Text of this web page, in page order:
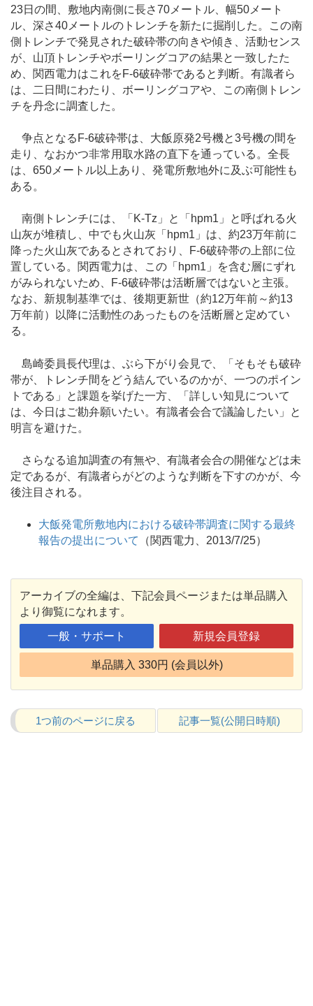
23日の間、敷地内南側に長さ70メートル、幅50メート
ル、深さ40メートルのトレンチを新たに掘削した。この南
側トレンチで発見された破砕帯の向きや傾き、活動センス
が、山頂トレンチやボーリングコアの結果と一致したた
め、関西電力はこれをF-6破砕帯であると判断。有識者ら
は、二日間にわたり、ボーリングコアや、この南側トレン
チを丹念に調査した。
争点となるF-6破砕帯は、大飯原発2号機と3号機の間を
走り、なおかつ非常用取水路の直下を通っている。全長
は、650メートル以上あり、発電所敷地外に及ぶ可能性も
ある。
南側トレンチには、「K-Tz」と「hpm1」と呼ばれる火
山灰が堆積し、中でも火山灰「hpm1」は、約23万年前に
降った火山灰であるとされており、F-6破砕帯の上部に位
置している。関西電力は、この「hpm1」を含む層にずれ
がみられないため、F-6破砕帯は活断層ではないと主張。
なお、新規制基準では、後期更新世（約12万年前～約13
万年前）以降に活動性のあったものを活断層と定めてい
る。
島崎委員長代理は、ぶら下がり会見で、「そもそも破砕
帯が、トレンチ間をどう結んでいるのかが、一つのポイン
トである」と課題を挙げた一方、「詳しい知見について
は、今日はご勘弁願いたい。有識者会合で議論したい」と
明言を避けた。
さらなる追加調査の有無や、有識者会合の開催などは未
定であるが、有識者らがどのような判断を下すのかが、今
後注目される。
大飯発電所敷地内における破砕帯調査に関する最終
報告の提出について
（関西電力、2013/7/25）
アーカイブの全編は、下記会員ページまたは単品購入
より御覧になれます。
一般・サポート 新規会員登録
単品購入 330円 (会員以外)
1つ前のページに戻る 記事一覧(公開日時順)